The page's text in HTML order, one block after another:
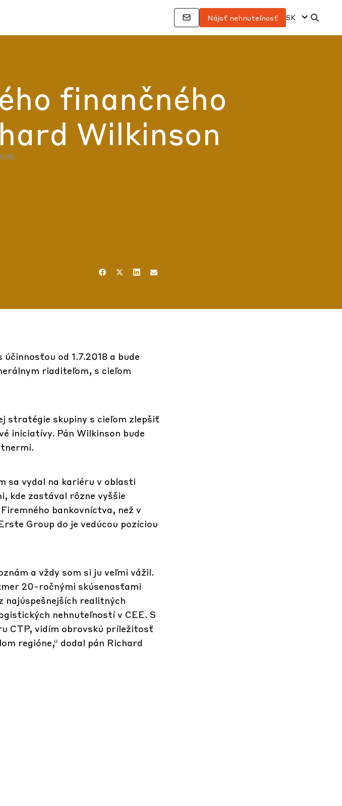
Nájsť nehnuteľnosť SK
finančného
Wilkinson
od 1.7.2018 a bude
riaditeľom, s cieľom
stratégie skupiny s cieľom zlepšiť
iniciatívy. Pán Wilkinson bude
sa vydal na kariéru v oblasti
kde zastával rôzne vyššie
bankovníctva, než v
Group do je vedúcou pozíciou
a vždy som si ju veľmi vážil.
20-ročnými skúsenosťami
najúspešnejších realitných
nehnuteľností v CEE. S
CTP, vidím obrovskú príležitosť
regióne,“ dodal pán Richard